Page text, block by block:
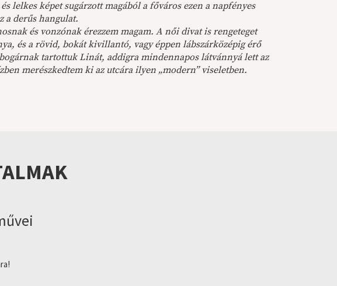
lelkes képet sugárzott magából a főváros ezen a napfényes
a derűs hangulat.
és vonzónak érezzem magam. A női divat is rengeteget
és a rövid, bokát kivillantó, vagy éppen lábszárközépig érő
tartottuk Linát, addigra mindennapos látvánnyá lett az
merészkedtem ki az utcára ilyen „modern” viseletben.